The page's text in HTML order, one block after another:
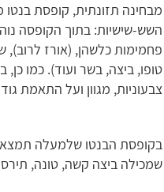
מבחינה תזונתית, קופסת
פחמימות כלשהן, (אורז לרוב),
טופו, ביצה, בשר ועוד). כמו
צבעוניות, מגוון ועל התאמת
בקופסת הבנטו שלמעלה
שמכילה ביצה קשה, טונה, תירס